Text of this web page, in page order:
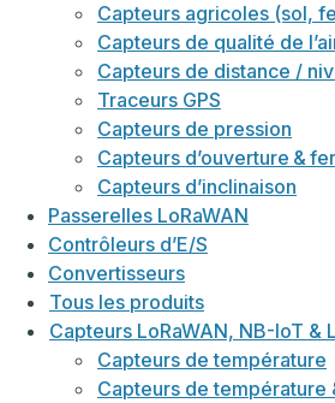
Capteurs agricoles (sol,
Capteurs de qualité de
Capteurs de distance /
Traceurs GPS
Capteurs de pression
Capteurs d’ouverture &
Capteurs d’inclinaison
Passerelles LoRaWAN
Contrôleurs d’E/S
Convertisseurs
Tous les produits
Capteurs LoRaWAN, NB-IoT &
Capteurs de température
Capteurs de température